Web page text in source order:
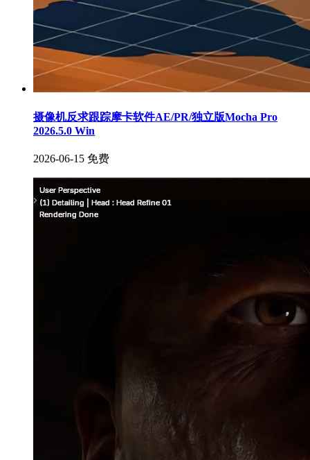
摄像机反求跟踪摩卡软件AE/PR/独立版Mocha Pro
2026.5.0 Win
2026-06-15 免费